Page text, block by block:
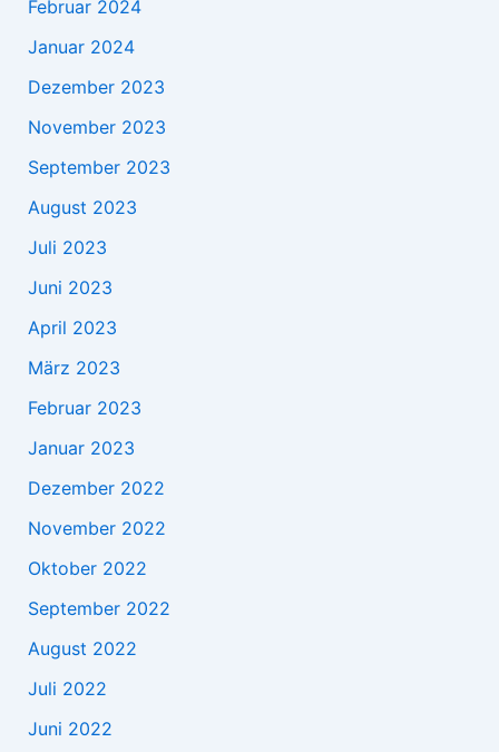
Februar 2024
Januar 2024
Dezember 2023
November 2023
September 2023
August 2023
Juli 2023
Juni 2023
April 2023
März 2023
Februar 2023
Januar 2023
Dezember 2022
November 2022
Oktober 2022
September 2022
August 2022
Juli 2022
Juni 2022